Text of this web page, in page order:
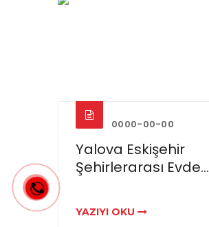
0000-00-00
Yalova Eskişehir
Şehirlerarası Evde...
YAZIYI OKU